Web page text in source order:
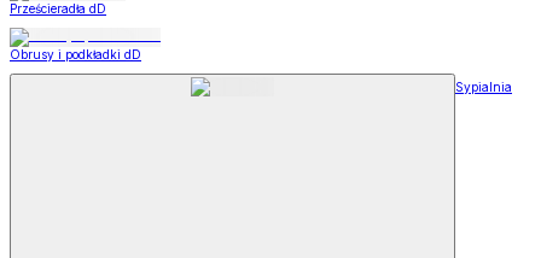
Prześcieradła dD
Obrusy i podkładki dD
Sypialnia